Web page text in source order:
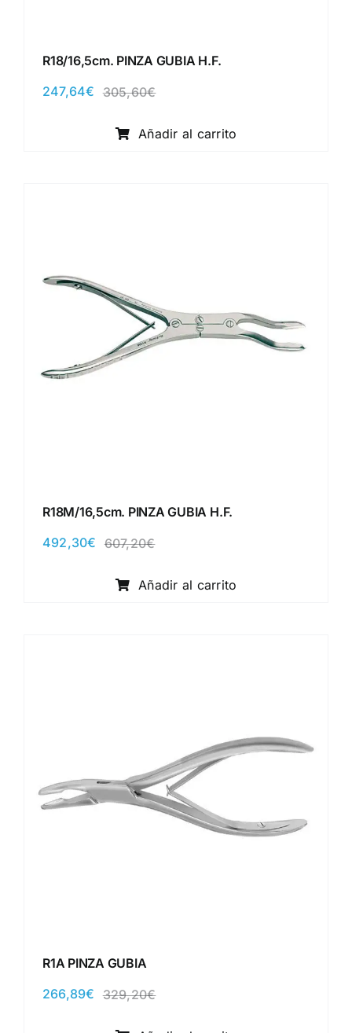
R18/16,5cm. PINZA GUBIA H.F.
305,60€El
original
era:
247,64€
El
actual
es:
Añadir al carrito
R18M/16,5cm. PINZA GUBIA H.F.
607,20€El
original
era:
492,30€
El
actual
es:
Añadir al carrito
R1A PINZA GUBIA
329,20€El
266,89€
El